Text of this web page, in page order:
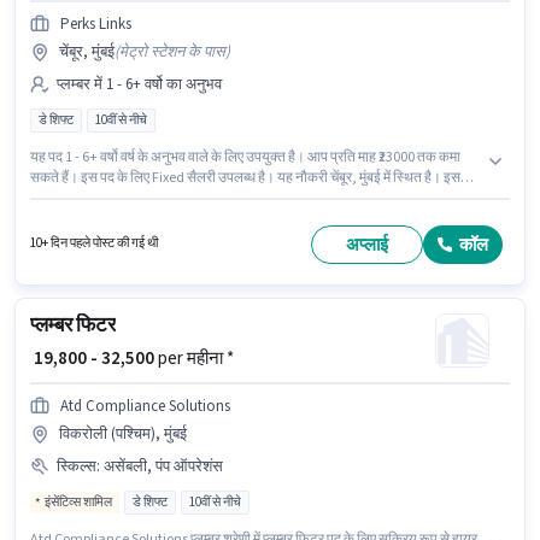
Perks Links
चेंबूर, मुंबई(मेट्रो स्टेशन के पास)
प्लम्बर में 1 - 6+ वर्षो का अनुभव
डे शिफ्ट 10वीं से नीचे
यह पद 1 - 6+ वर्षो वर्ष के अनुभव वाले के लिए उपयुक्त है। आप प्रति माह ₹23000 तक कमा
सकते हैं। इस पद के लिए Fixed सैलरी उपलब्ध है। यह नौकरी चेंबूर, मुंबई में स्थित है। इस
प्रति सप्ताह है।
10+ दिन पहले पोस्ट की गई थी अप्लाई कॉल
प्लम्बर फिटर
₹ 19,800 - 32,500per महीना *
Atd Compliance Solutions
विकरोली (पश्चिम), मुंबई
स्किल्स: असेंबली, पंप ऑपरेशंस
इंसेंटिव्स शामिल डे शिफ्ट 10वीं से नीचे